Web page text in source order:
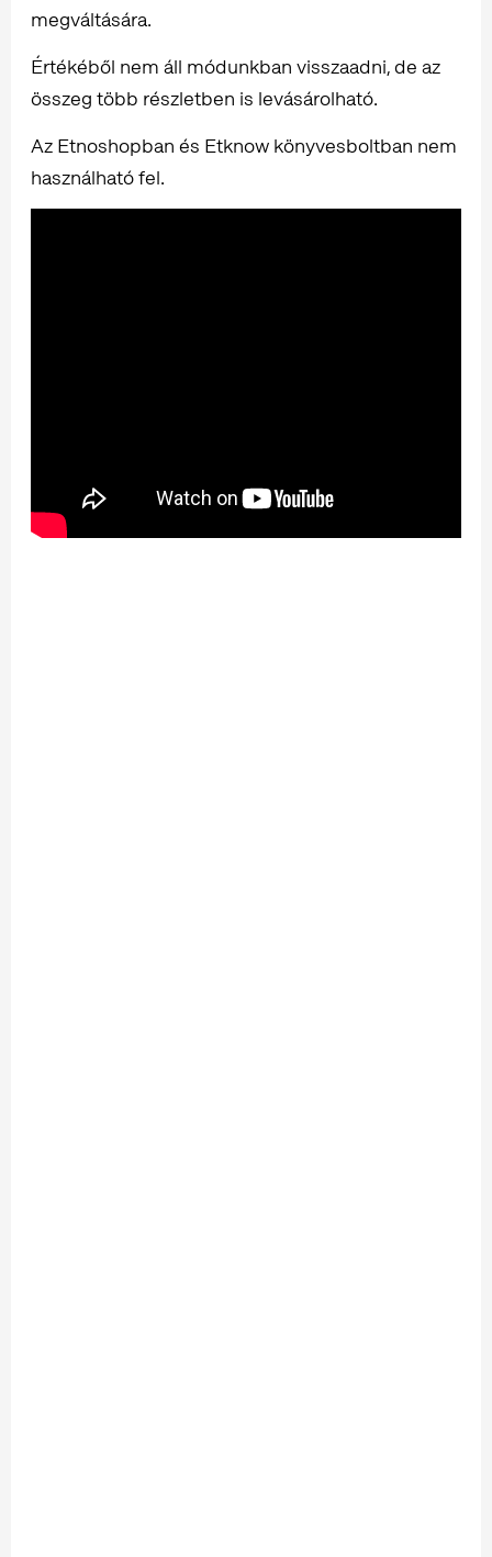
megváltására.
Értékéből nem áll módunkban visszaadni, de az
összeg több részletben is levásárolható.
Az Etnoshopban és Etknow könyvesboltban nem
használható fel.